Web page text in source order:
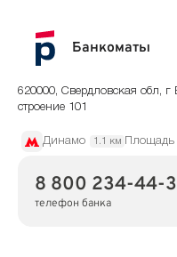
Банкоматы
620000, Свердловская обл,
строение 101
Динамо 1.1 км Площадь
8 800 234-44-
телефон банка